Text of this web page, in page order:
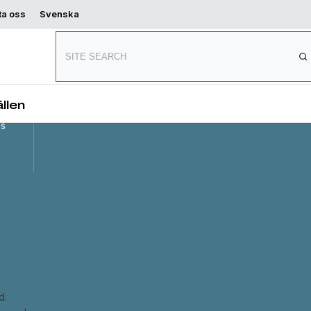
oss Svenska
Connect with us